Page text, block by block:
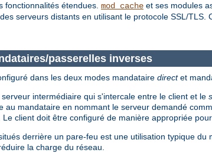
fonctionnalités étendues. mod_cache et ses modules
serveurs distants en utilisant le protocole SSL/
passerelles inverses
dans les deux modes mandataire directet
intermédiaire qui s'intercale entre le client et le
au mandataire en nommant le serveur demandé
client doit être configuré de manière appropriée
derrière un pare-feu est une utilisation typique
la charge du réseau.